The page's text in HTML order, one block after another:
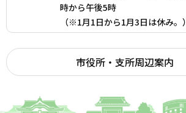
時から午後5時
（※1月1日から1月3日は休み。）
市役所・支所周辺案内